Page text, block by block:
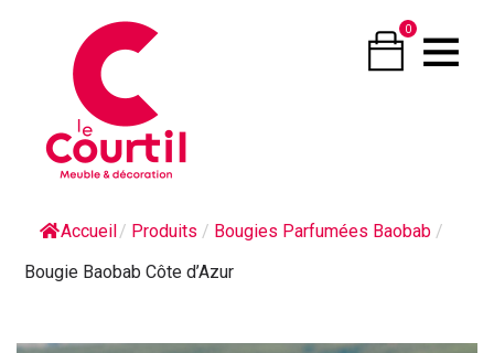
0
Accueil/ Produits / Bougies Parfumées Baobab /
Bougie Baobab Côte d’Azur